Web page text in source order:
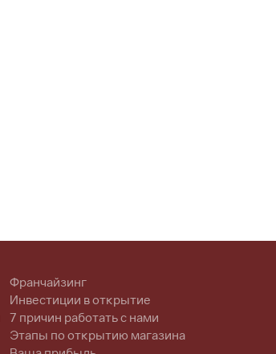
Франчайзинг
Инвестиции в открытие
7 причин работать с нами
Этапы по открытию магазина